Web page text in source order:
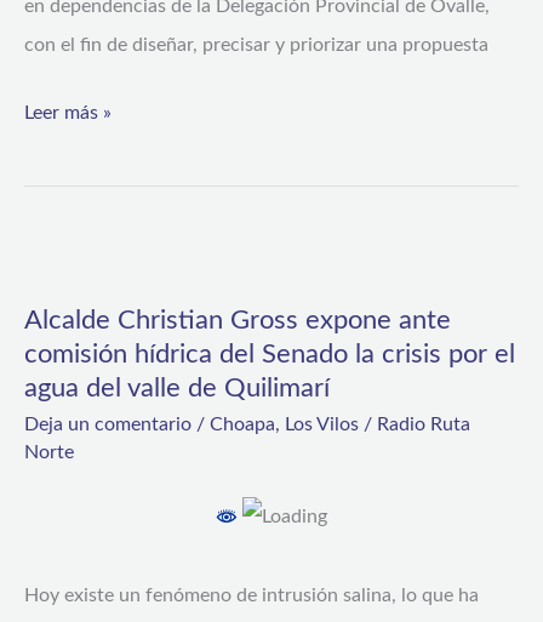
en dependencias de la Delegación Provincial de Ovalle,
con el fin de diseñar, precisar y priorizar una propuesta
rurales
Leer más »
Alcalde Christian Gross expone ante
comisión hídrica del Senado la crisis por el
agua del valle de Quilimarí
Deja un comentario / Choapa, Los Vilos / Radio Ruta
Norte
Hoy existe un fenómeno de intrusión salina, lo que ha
Gross
comisión
la